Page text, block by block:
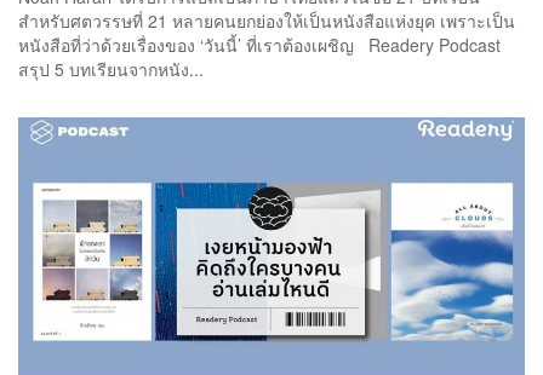
สำหรับศตวรรษที่ 21 หลายคนยกย่องให้เป็นหนังสือแห่งยุค เพราะเป็น
หนังสือที่ว่าด้วยเรื่องของ ‘วันนี้’ ที่เราต้องเผชิญ Readery Podcast
สรุป 5 บทเรียนจากหนัง...